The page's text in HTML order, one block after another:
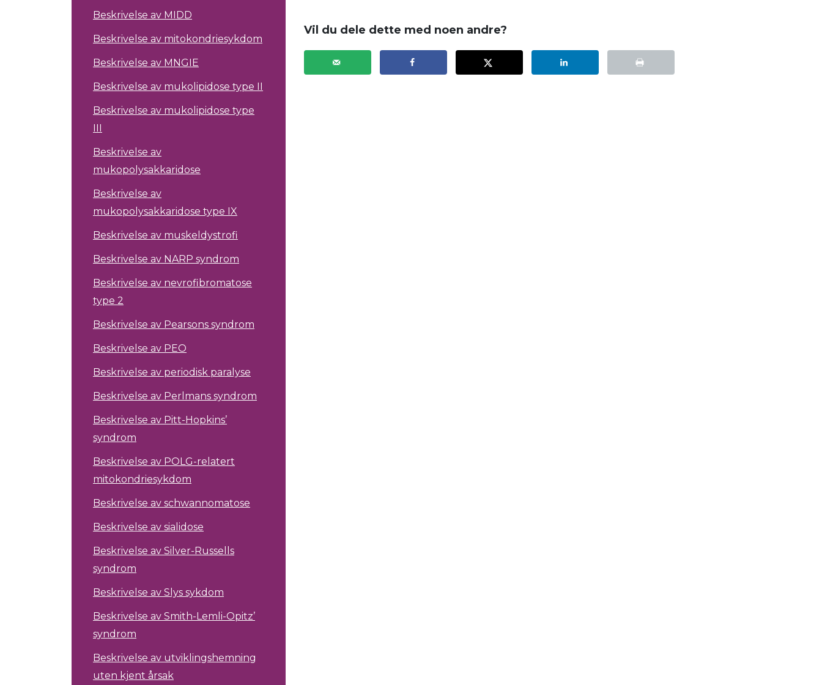
Beskrivelse av MIDD
Beskrivelse av mitokondriesykdom
Beskrivelse av MNGIE
Beskrivelse av mukolipidose type II
Beskrivelse av mukolipidose type
Beskrivelse av
mukopolysakkaridose
Beskrivelse av
mukopolysakkaridose type IX
Beskrivelse av muskeldystrofi
Beskrivelse av NARP syndrom
Beskrivelse av nevrofibromatose
type 2
Beskrivelse av Pearsons syndrom
Beskrivelse av PEO
Beskrivelse av periodisk paralyse
Beskrivelse av Perlmans syndrom
Beskrivelse av Pitt-Hopkins’
syndrom
Beskrivelse av POLG-relatert
mitokondriesykdom
Beskrivelse av schwannomatose
Beskrivelse av sialidose
Beskrivelse av Silver-Russells
syndrom
Beskrivelse av Slys sykdom
Beskrivelse av Smith-Lemli-Opitz’
syndrom
Beskrivelse av utviklingshemning
uten kjent årsak
Vil du dele dette med noen andre?